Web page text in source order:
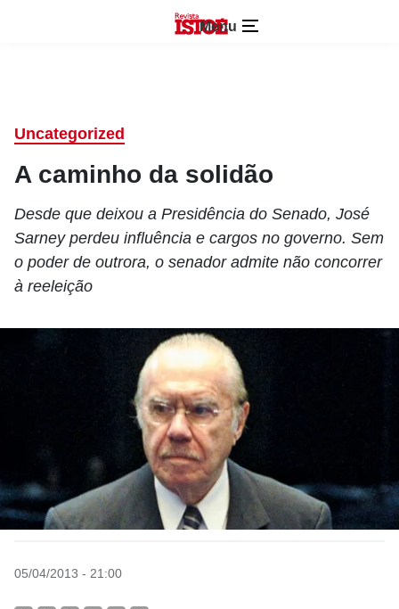
Menu
Uncategorized
A caminho da solidão
Desde que deixou a Presidência do Senado, José
Sarney perdeu influência e cargos no governo. Sem
o poder de outrora, o senador admite não concorrer
à reeleição
05/04/2013 - 21:00